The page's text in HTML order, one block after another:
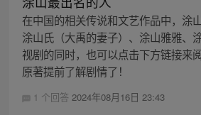
在中国的相关传说和文艺作品中，涂
涂山氏（大禹的妻子）、涂山雅雅、
视剧的同时，也可以点击下方链接来
原著提前了解剧情了！
1 个回答 2024年08月16日 23:43